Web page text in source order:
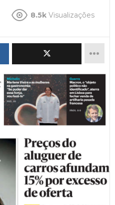
8.5k Visualizações